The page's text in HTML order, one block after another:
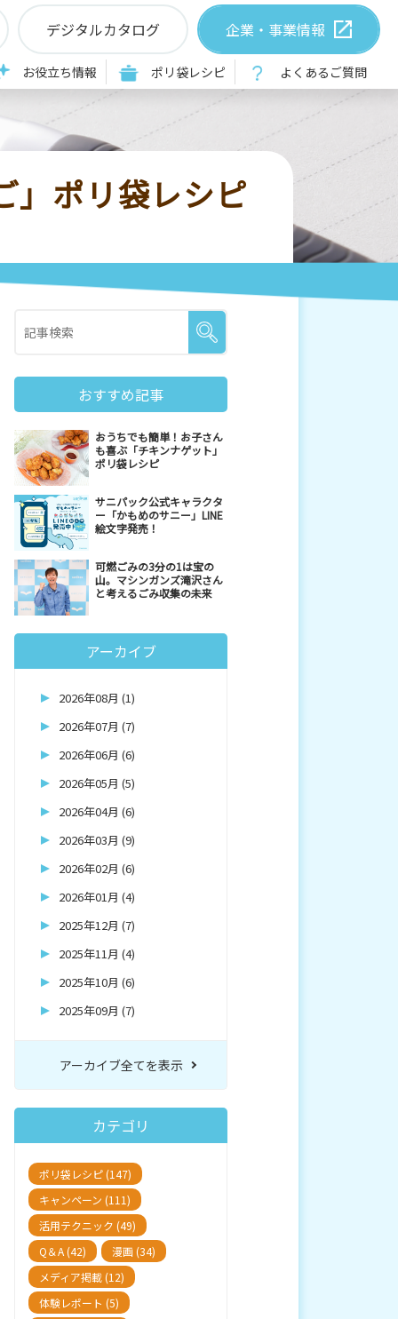
お役立ち情報 ポリ袋レシピ よくあるご質問
デジタルカタログ 企業・事業情報
ピ
」ポリ袋レシピ
おすすめ記事
おうちでも簡単！お子さん
も喜ぶ「チキンナゲット」
ポリ袋レシピ
サニパック公式キャラクタ
ー「かもめのサニー」LINE
絵文字発売！
可燃ごみの3分の1は宝の
山。マシンガンズ滝沢さん
と考えるごみ収集の未来
アーカイブ
2026年08月 (1)
2026年07月 (7)
2026年06月 (6)
2026年05月 (5)
2026年04月 (6)
2026年03月 (9)
2026年02月 (6)
2026年01月 (4)
2025年12月 (7)
2025年11月 (4)
2025年10月 (6)
2025年09月 (7)
アーカイブ全てを表示
カテゴリ
ポリ袋レシピ (147)
キャンペーン (111)
活用テクニック (49)
Q＆A (42)
漫画 (34)
メディア掲載 (12)
体験レポート (5)